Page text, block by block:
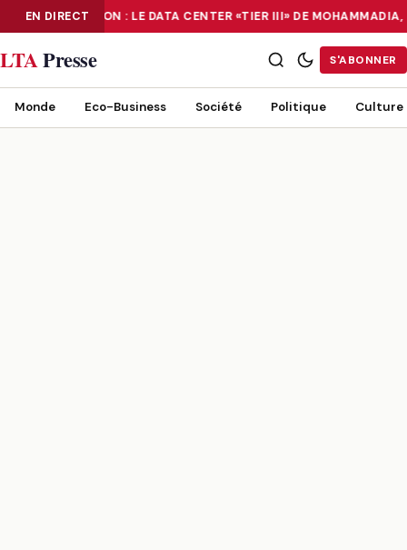
EN DIRECT
NUMÉRISATION : LE DATA CENTER «TIER III» DE
NUMÉRISATION : LE DATA CENTER «TIER III» DE MOHAMMADIA, UN
LTAPresse S'ABONNER
Monde Eco-Business Société Politique Culture